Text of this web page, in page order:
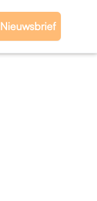
Nieuwsbrief